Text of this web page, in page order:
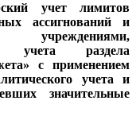
учет лимитов
ассигнований и
учреждениями,
учета раздела
с применением
учета и
значительные